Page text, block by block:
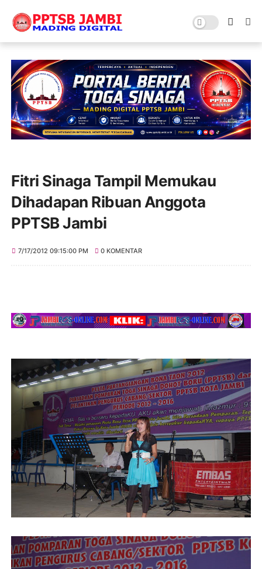
Fitri Sinaga Tampil Memukau
Dihadapan Ribuan Anggota
PPTSB Jambi
7/17/2012 09:15:00 PM 0 KOMENTAR